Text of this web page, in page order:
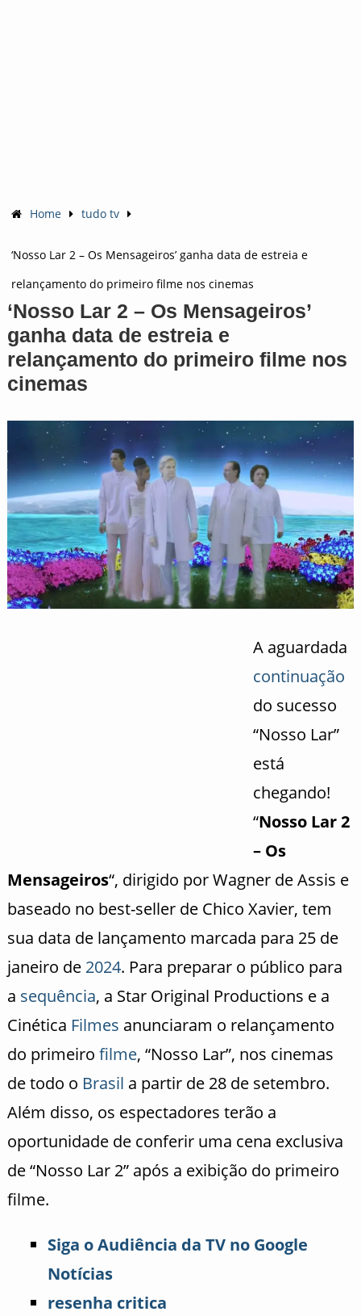
Home tudo tv
‘Nosso Lar 2 – Os Mensageiros’ ganha data de estreia e
relançamento do primeiro filme nos cinemas
‘Nosso Lar 2 – Os Mensageiros’
ganha data de estreia e
relançamento do primeiro filme nos
cinemas
A aguardada
continuação
do sucesso
“Nosso Lar”
está
chegando!
“Nosso Lar 2
– Os
Mensageiros“, dirigido por Wagner de Assis e
baseado no best-seller de Chico Xavier, tem
sua data de lançamento marcada para 25 de
janeiro de 2024. Para preparar o público para
a sequência, a Star Original Productions e a
Cinética Filmes anunciaram o relançamento
do primeiro filme, “Nosso Lar”, nos cinemas
de todo o Brasil a partir de 28 de setembro.
Além disso, os espectadores terão a
oportunidade de conferir uma cena exclusiva
de “Nosso Lar 2” após a exibição do primeiro
filme.
Siga o Audiência da TV no Google
Notícias
resenha critica